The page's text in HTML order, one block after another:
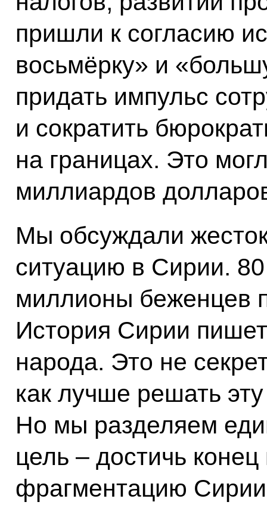
пришли к согласию
восьмёрку» и
придать импульс
и сократить
на границах. Это
миллиардов
Мы обсуждали
ситуацию в Сирии.
миллионы беженцев
История Сирии
народа. Это не
как лучше решать
Но мы разделяем
цель – достичь
фрагментацию